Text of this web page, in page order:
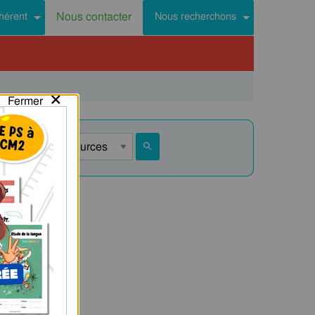
Nous contacter Nous recherchons
Fermer×